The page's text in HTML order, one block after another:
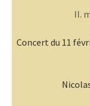
II.
Concert du 11